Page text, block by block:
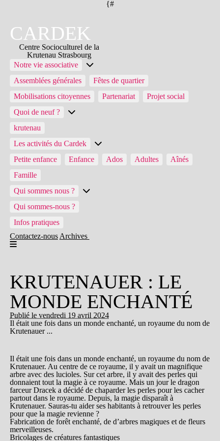
{#
CARDEK
Centre Socioculturel de la
Krutenau Strasbourg
Notre vie associative
Assemblées générales
Fêtes de quartier
Mobilisations citoyennes
Partenariat
Projet social
Quoi de neuf ?
krutenau
Les activités du Cardek
Petite enfance
Enfance Ados Adultes
Aînés
Famille
Qui sommes nous ?
Qui sommes-nous ?
Infos pratiques
Contactez-nous Archives
KRUTENAUER : LE
MONDE ENCHANTÉ
Publié le vendredi 19 avril 2024
Il était une fois dans un monde enchanté, un royaume du nom de
Krutenauer ...
Il était une fois dans un monde enchanté, un royaume du nom de
Krutenauer. Au centre de ce royaume, il y avait un magnifique
arbre avec des lucioles. Sur cet arbre, il y avait des perles qui
donnaient tout la magie à ce royaume. Mais un jour le dragon
farceur Dracek a décidé de chaparder les perles pour les cacher
partout dans le royaume. Depuis, la magie disparaît à
Krutenauer. Sauras-tu aider ses habitants à retrouver les perles
pour que la magie revienne ?
Fabrication de forêt enchanté, de d’arbres magiques et de fleurs
merveilleuses.
Bricolages de créatures fantastiques